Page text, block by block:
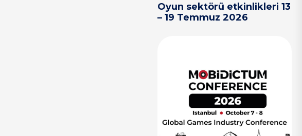
Oyun sektörü etkinlikleri 13
– 19 Temmuz 2026